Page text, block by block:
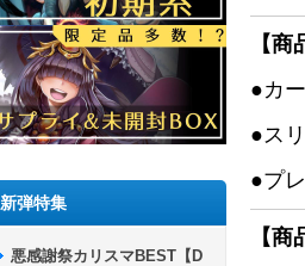
新弾特集
悪感謝祭カリスマBEST【D
【
●カ
●ス
●プ
【